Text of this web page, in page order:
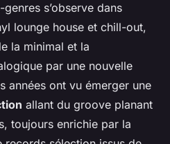
s’observe dans
lounge house et chill-out,
la minimal et la
par une nouvelle
années ont vu émerger une
allant du groove planant
toujours enrichie par la